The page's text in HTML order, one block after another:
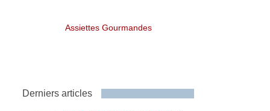
Assiettes Gourmandes
Derniers articles